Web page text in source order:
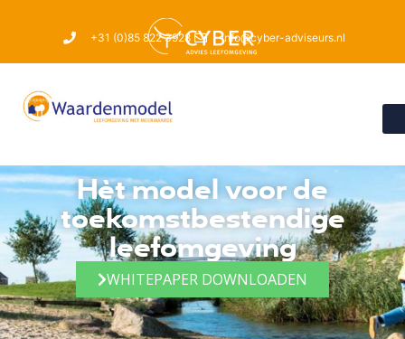
+31 (0)85 822 3928 info@cyber-adviseurs.nl
Hèt model voor de
toekomstbestendige
leefomgeving
WHITEPAPER DOWNLOADEN